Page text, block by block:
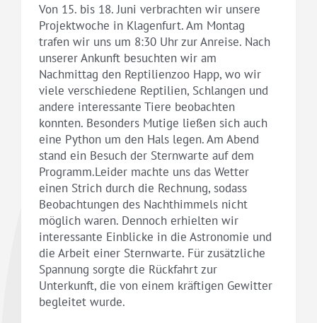
Von 15. bis 18. Juni verbrachten wir unsere
Projektwoche in Klagenfurt. Am Montag
trafen wir uns um 8:30 Uhr zur Anreise. Nach
unserer Ankunft besuchten wir am
Nachmittag den Reptilienzoo Happ, wo wir
viele verschiedene Reptilien, Schlangen und
andere interessante Tiere beobachten
konnten. Besonders Mutige ließen sich auch
eine Python um den Hals legen. Am Abend
stand ein Besuch der Sternwarte auf dem
Programm.Leider machte uns das Wetter
einen Strich durch die Rechnung, sodass
Beobachtungen des Nachthimmels nicht
möglich waren. Dennoch erhielten wir
interessante Einblicke in die Astronomie und
die Arbeit einer Sternwarte. Für zusätzliche
Spannung sorgte die Rückfahrt zur
Unterkunft, die von einem kräftigen Gewitter
begleitet wurde.